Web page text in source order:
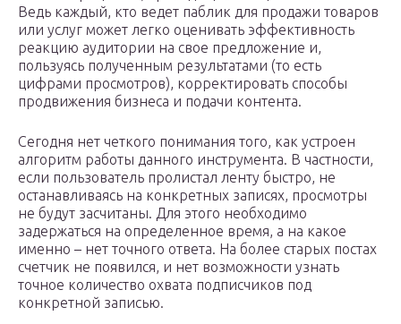
Ведь каждый, кто ведет паблик для продажи товаров
или услуг может легко оценивать эффективность
реакцию аудитории на свое предложение и,
пользуясь полученным результатами (то есть
цифрами просмотров), корректировать способы
продвижения бизнеса и подачи контента.
Сегодня нет четкого понимания того, как устроен
алгоритм работы данного инструмента. В частности,
если пользователь пролистал ленту быстро, не
останавливаясь на конкретных записях, просмотры
не будут засчитаны. Для этого необходимо
задержаться на определенное время, а на какое
именно – нет точного ответа. На более старых постах
счетчик не появился, и нет возможности узнать
точное количество охвата подписчиков под
конкретной записью.